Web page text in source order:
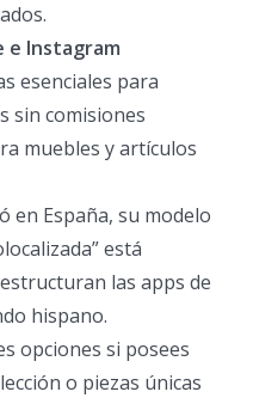
e Instagram
esenciales para
sin comisiones
muebles y artículos
en España, su modelo
está
las apps de
hispano.
opciones si posees
o piezas únicas